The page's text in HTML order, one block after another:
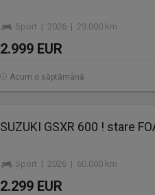
Sport | 2026 | 29.000 km
2.999 EUR
Acum o săptămână
SUZUKI GSXR 600 ! stare
Sport | 2026 | 60.000 km
2.299 EUR